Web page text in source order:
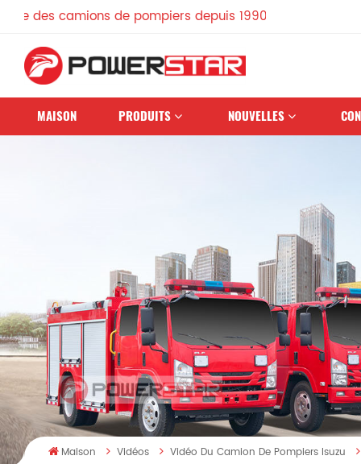
de pompiers depuis 1990
MAISON PRODUITS NOUVELLES
Maison Vidéos Vidéo Du Camion De Pompiers Isuzu